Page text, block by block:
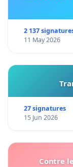
2 137
11 May 2026
27 signatures
15 Jun 2026
Contre